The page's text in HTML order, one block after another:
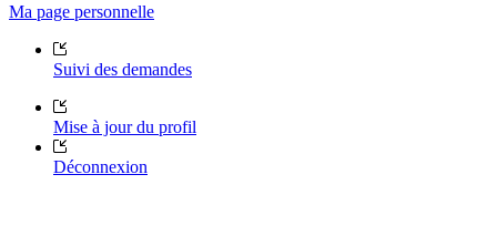
Ma page personnelle
Suivi des demandes
Mise à jour du profil
Déconnexion